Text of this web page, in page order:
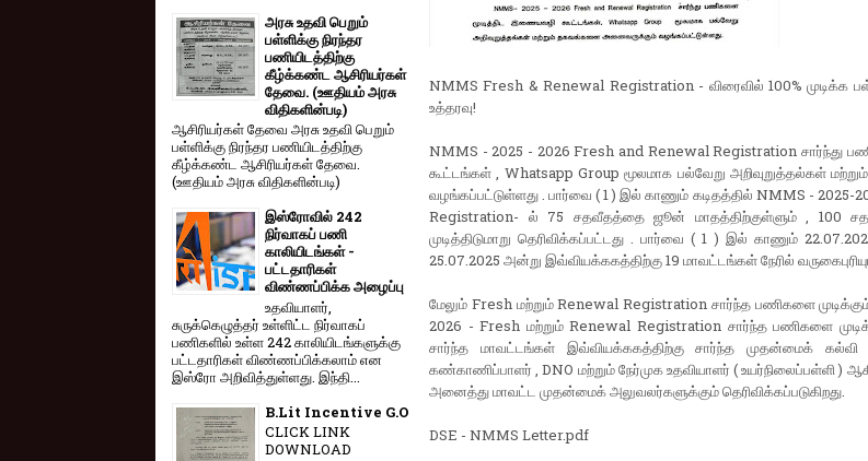
NMMS Fresh & Renewal Registration - விரைவில் 100% முடிக்க
உத்தரவு!
NMMS - 2025 - 2026 Fresh and Renewal Registration சார்ந்து
கூட்டங்கள் , Whatsapp Group மூலமாக பல்வேறு அறிவுறுத்தல்கள்
வழங்கப்பட்டுள்ளது . பார்வை ( 1 ) இல் காணும் கடிதத்தில் NMMS - 2025-
Registration- ல் 75 சதவீதத்தை ஜூன் மாதத்திற்குள்ளும் , 100
முடித்திடுமாறு தெரிவிக்கப்பட்டது . பார்வை ( 1 ) இல் காணும்
25.07.2025 அன்று இவ்வியக்ககத்திற்கு 19 மாவட்டங்கள் நேரில்
மேலும் Fresh மற்றும் Renewal Registration சார்ந்த பணிகளை
2026 - Fresh மற்றும் Renewal Registration சார்ந்த பணிகளை
சார்ந்த மாவட்டங்கள் இவ்வியக்ககத்திற்கு சார்ந்த முதன்மைக் கல்வி
கண்காணிப்பாளர் , DNO மற்றும் நேர்முக உதவியாளர் ( உயர்நிலைப்பள்ளி )
அனைத்து மாவட்ட முதன்மைக் அலுவலர்களுக்கும் தெரிவிக்கப்படுகிறது.
DSE - NMMS Letter.pdf
அரசு உதவி பெறும்
பள்ளிக்கு நிரந்தர
பணியிடத்திற்கு
கீழ்க்கண்ட ஆசிரியர்கள்
தேவை. (ஊதியம் அரசு
விதிகளின்படி)
ஆசிரியர்கள் தேவை அரசு உதவி பெறும்
பள்ளிக்கு நிரந்தர பணியிடத்திற்கு
கீழ்க்கண்ட ஆசிரியர்கள் தேவை.
(ஊதியம் அரசு விதிகளின்படி)
இஸ்ரோவில் 242
நிர்வாகப் பணி
காலியிடங்கள் -
பட்டதாரிகள்
விண்ணப்பிக்க அழைப்பு
உதவியாளர்,
சுருக்கெழுத்தர் உள்ளிட்ட நிர்வாகப்
பணிகளில் உள்ள 242 காலியிடங்களுக்கு
பட்டதாரிகள் விண்ணப்பிக்கலாம் என
இஸ்ரோ அறிவித்துள்ளது. இந்தி...
B.Lit Incentive G.O
CLICK LINK
DOWNLOAD